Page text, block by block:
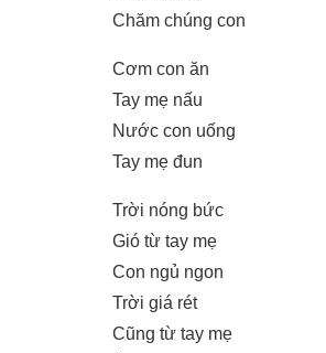
Chăm chúng con
Cơm con ăn
Tay mẹ nấu
Nước con uống
Tay mẹ đun
Trời nóng bức
Gió từ tay mẹ
Con ngủ ngon
Trời giá rét
Cũng từ tay mẹ